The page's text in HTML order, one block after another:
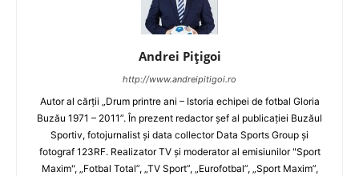
Andrei Pițigoi
http://www.andreipitigoi.ro
Autor al cărţii „Drum printre ani – Istoria echipei de fotbal Gloria
Buzău 1971 – 2011”. În prezent redactor şef al publicaţiei Buzăul
Sportiv, fotojurnalist şi data collector Data Sports Group şi
fotograf 123RF. Realizator TV şi moderator al emisiunilor "Sport
Maxim", „Fotbal Total”, „TV Sport”, „Eurofotbal”, „Sport Maxim”,